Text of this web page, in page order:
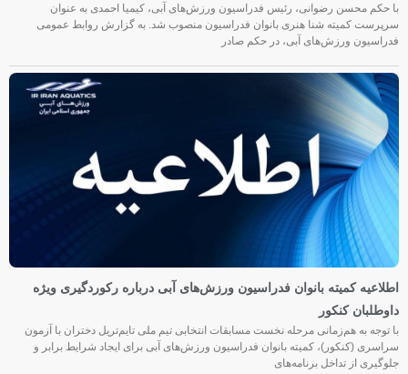
با حکم محسن رضوانی، رئیس فدراسیون ورزش‌های آبی، کیمیا احمدی به عنوان
سرپرست کمیته شنا هنری بانوان فدراسیون منصوب شد. به گزارش روابط عمومی
فدراسیون ورزش‌های آبی، در حکم صادر
اطلاعیه کمیته بانوان فدراسیون ورزش‌های آبی درباره رکوردگیری ویژه
داوطلبان کنکور
با توجه به هم‌زمانی مرحله نخست مسابقات انتخابی تیم ملی تایم‌تریل دختران با آزمون
سراسری (کنکور)، کمیته بانوان فدراسیون ورزش‌های آبی برای ایجاد شرایط برابر و
جلوگیری از تداخل برنامه‌های